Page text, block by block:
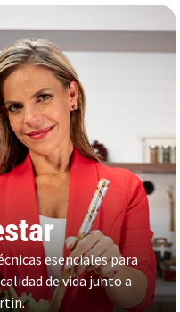
esenciales para
de vida junto a